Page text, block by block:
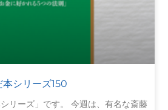
シリーズ150
リーズ」です。 今週は、有名な斎藤